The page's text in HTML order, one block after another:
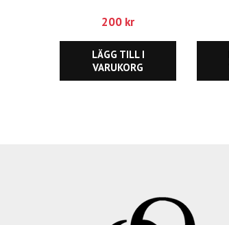
200 kr
LÄGG TILL I
VARUKORG